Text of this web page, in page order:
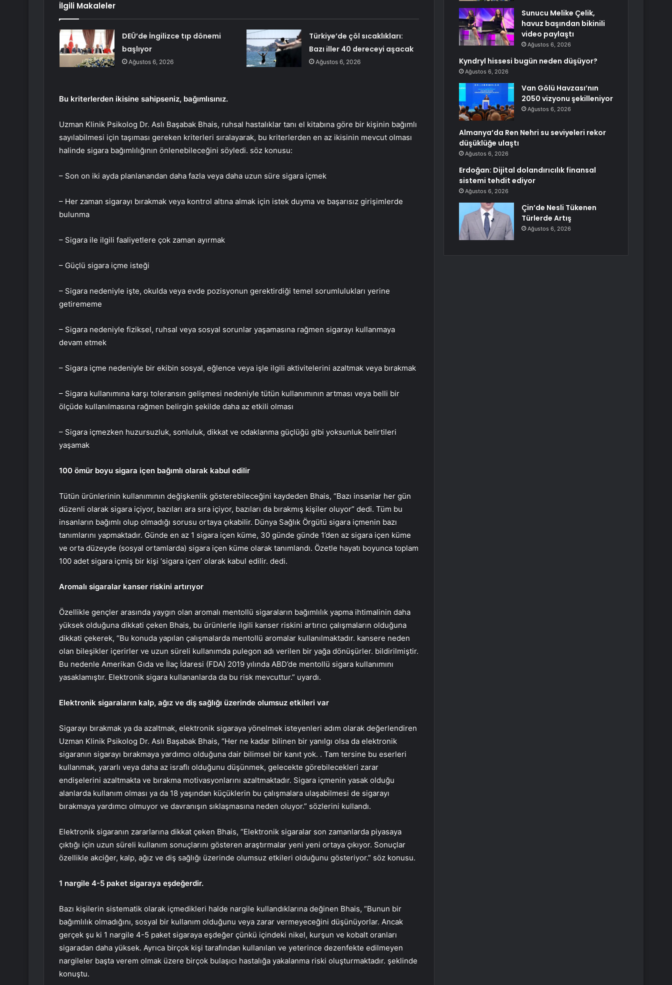
İlgili Makaleler
DEÜ’de İngilizce tıp dönemi
başlıyor
Ağustos 6, 2026
Türkiye’de çöl sıcaklıkları:
Bazı iller 40 dereceyi aşacak
Ağustos 6, 2026
Bu kriterlerden ikisine sahipseniz, bağımlısınız.
Uzman Klinik Psikolog Dr. Aslı Başabak Bhais, ruhsal hastalıklar tanı el kitabına göre bir kişinin bağımlı
sayılabilmesi için taşıması gereken kriterleri sıralayarak, bu kriterlerden en az ikisinin mevcut olması
halinde sigara bağımlılığının önlenebileceğini söyledi. söz konusu:
– Son on iki ayda planlanandan daha fazla veya daha uzun süre sigara içmek
– Her zaman sigarayı bırakmak veya kontrol altına almak için istek duyma ve başarısız girişimlerde
bulunma
– Sigara ile ilgili faaliyetlere çok zaman ayırmak
– Güçlü sigara içme isteği
– Sigara nedeniyle işte, okulda veya evde pozisyonun gerektirdiği temel sorumlulukları yerine
getirememe
– Sigara nedeniyle fiziksel, ruhsal veya sosyal sorunlar yaşamasına rağmen sigarayı kullanmaya
devam etmek
– Sigara içme nedeniyle bir ekibin sosyal, eğlence veya işle ilgili aktivitelerini azaltmak veya bırakmak
– Sigara kullanımına karşı toleransın gelişmesi nedeniyle tütün kullanımının artması veya belli bir
ölçüde kullanılmasına rağmen belirgin şekilde daha az etkili olması
– Sigara içmezken huzursuzluk, sonluluk, dikkat ve odaklanma güçlüğü gibi yoksunluk belirtileri
yaşamak
100 ömür boyu sigara içen bağımlı olarak kabul edilir
Tütün ürünlerinin kullanımının değişkenlik gösterebileceğini kaydeden Bhais, “Bazı insanlar her gün
düzenli olarak sigara içiyor, bazıları ara sıra içiyor, bazıları da bırakmış kişiler oluyor” dedi. Tüm bu
insanların bağımlı olup olmadığı sorusu ortaya çıkabilir. Dünya Sağlık Örgütü sigara içmenin bazı
tanımlarını yapmaktadır. Günde en az 1 sigara içen küme, 30 günde günde 1’den az sigara içen küme
ve orta düzeyde (sosyal ortamlarda) sigara içen küme olarak tanımlandı. Özetle hayatı boyunca toplam
100 adet sigara içmiş bir kişi ‘sigara içen’ olarak kabul edilir. dedi.
Aromalı sigaralar kanser riskini artırıyor
Özellikle gençler arasında yaygın olan aromalı mentollü sigaraların bağımlılık yapma ihtimalinin daha
yüksek olduğuna dikkati çeken Bhais, bu ürünlerle ilgili kanser riskini artırıcı çalışmaların olduğuna
dikkati çekerek, “Bu konuda yapılan çalışmalarda mentollü aromalar kullanılmaktadır. kansere neden
olan bileşikler içerirler ve uzun süreli kullanımda pulegon adı verilen bir yağa dönüşürler. bildirilmiştir.
Bu nedenle Amerikan Gıda ve İlaç İdaresi (FDA) 2019 yılında ABD’de mentollü sigara kullanımını
yasaklamıştır. Elektronik sigara kullananlarda da bu risk mevcuttur.” uyardı.
Elektronik sigaraların kalp, ağız ve diş sağlığı üzerinde olumsuz etkileri var
Sigarayı bırakmak ya da azaltmak, elektronik sigaraya yönelmek isteyenleri adım olarak değerlendiren
Uzman Klinik Psikolog Dr. Aslı Başabak Bhais, “Her ne kadar bilinen bir yanılgı olsa da elektronik
sigaranın sigarayı bırakmaya yardımcı olduğuna dair bilimsel bir kanıt yok. . Tam tersine bu eserleri
kullanmak, yararlı veya daha az israflı olduğunu düşünmek, gelecekte görebilecekleri zarar
endişelerini azaltmakta ve bırakma motivasyonlarını azaltmaktadır. Sigara içmenin yasak olduğu
alanlarda kullanım olması ya da 18 yaşından küçüklerin bu çalışmalara ulaşabilmesi de sigarayı
bırakmaya yardımcı olmuyor ve davranışın sıklaşmasına neden oluyor.” sözlerini kullandı.
Elektronik sigaranın zararlarına dikkat çeken Bhais, “Elektronik sigaralar son zamanlarda piyasaya
çıktığı için uzun süreli kullanım sonuçlarını gösteren araştırmalar yeni yeni ortaya çıkıyor. Sonuçlar
özellikle akciğer, kalp, ağız ve diş sağlığı üzerinde olumsuz etkileri olduğunu gösteriyor.” söz konusu.
1 nargile 4-5 paket sigaraya eşdeğerdir.
Bazı kişilerin sistematik olarak içmedikleri halde nargile kullandıklarına değinen Bhais, “Bunun bir
bağımlılık olmadığını, sosyal bir kullanım olduğunu veya zarar vermeyeceğini düşünüyorlar. Ancak
gerçek şu ki 1 nargile 4-5 paket sigaraya eşdeğer çünkü içindeki nikel, kurşun ve kobalt oranları
sigaradan daha yüksek. Ayrıca birçok kişi tarafından kullanılan ve yeterince dezenfekte edilmeyen
nargileler başta verem olmak üzere birçok bulaşıcı hastalığa yakalanma riski oluşturmaktadır. şeklinde
konuştu.
Sunucu Melike Çelik,
havuz başından bikinili
video paylaştı
Ağustos 6, 2026
Kyndryl hissesi bugün neden düşüyor?
Ağustos 6, 2026
Van Gölü Havzası’nın
2050 vizyonu şekilleniyor
Ağustos 6, 2026
Almanya’da Ren Nehri su seviyeleri rekor
düşüklüğe ulaştı
Ağustos 6, 2026
Erdoğan: Dijital dolandırıcılık finansal
sistemi tehdit ediyor
Ağustos 6, 2026
Çin’de Nesli Tükenen
Türlerde Artış
Ağustos 6, 2026